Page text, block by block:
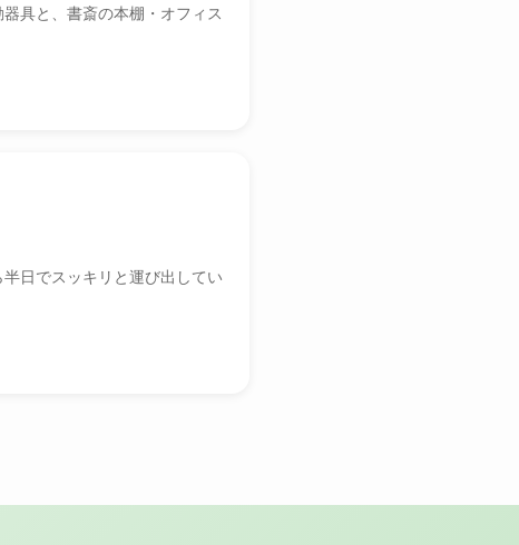
具と、書斎の本棚・オフィス
日でスッキリと運び出してい